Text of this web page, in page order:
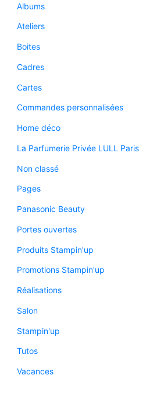
Albums
Ateliers
Boites
Cadres
Cartes
Commandes personnalisées
Home déco
La Parfumerie Privée LULL Paris
Non classé
Pages
Panasonic Beauty
Portes ouvertes
Produits Stampin'up
Promotions Stampin'up
Réalisations
Salon
Stampin'up
Tutos
Vacances